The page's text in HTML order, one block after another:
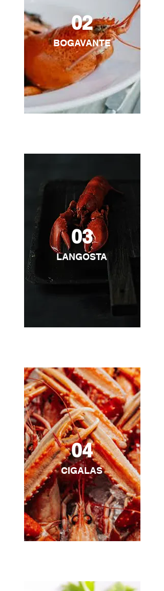
02
BOGAVANTE
03
LANGOSTA
04
CIGALAS